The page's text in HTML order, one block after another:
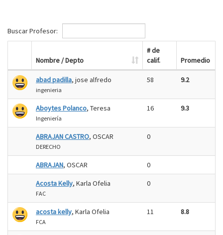
Buscar Profesor:
Nombre / Depto
# de
calif.
Promedio
abad padilla, jose alfredo
ingenieria
58 9.2
Aboytes Polanco, Teresa
Ingeniería
16 9.3
ABRAJAN CASTRO, OSCAR
DERECHO
0
ABRAJAN, OSCAR 0
Acosta Kelly, Karla Ofelia
FAC
0
acosta kelly, Karla Ofelia
FCA
11 8.8